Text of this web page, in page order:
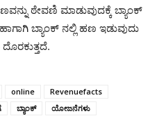
ಠೇವಣಿ ಮಾಡುವುದಕ್ಕೆ ಬ್ಯಾಂಕ್
ಬ್ಯಾಂಕ್‌ ನಲ್ಲಿ ಹಣ ಇಡುವುದು
online
Revenuefacts
ಬ್ಯಾಂಕ್
ಯೋಜನೆಗಳು